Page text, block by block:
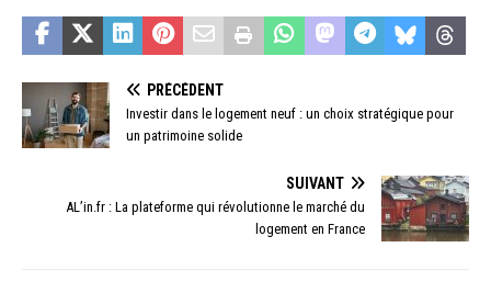
PRÉCÉDENT
Investir dans le logement neuf : un choix stratégique pour
un patrimoine solide
SUIVANT
AL’in.fr : La plateforme qui révolutionne le marché du
logement en France